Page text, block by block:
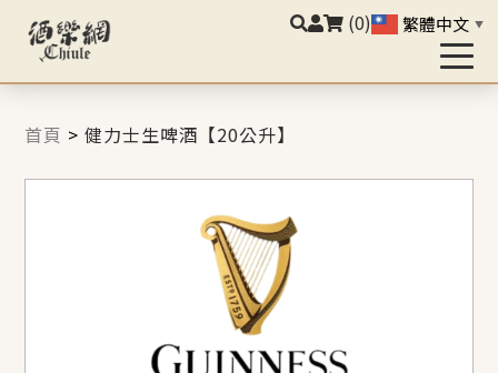
(0) 繁體中文 ▼
首頁 >健力士生啤酒【20公升】